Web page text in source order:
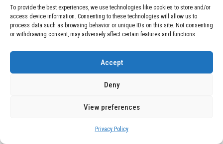
To provide the best experiences, we use technologies like cookies to store and/or
access device information. Consenting to these technologies will allow us to
process data such as browsing behavior or unique IDs on this site. Not consenting
or withdrawing consent, may adversely affect certain features and functions.
Accept
Deny
View preferences
Privacy Policy
01 TECNOLOGÍA December 24, 2025
Vídeo impactante: BYD revela en
grabación cómo añadir 400 km de rango
en apenas 5 minutos de carga
02 TECNOLOGÍA February 9, 2026
Motor de 800 W, rango de 45 km y
solo 300 euros y representa una